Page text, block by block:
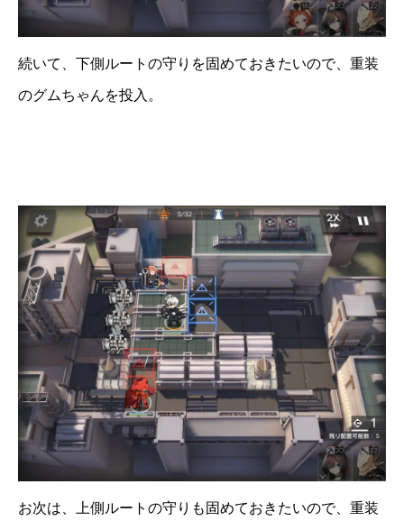
続いて、下側ルートの守りを固めておきたいので、重装
のグムちゃんを投入。
お次は、上側ルートの守りも固めておきたいので、重装